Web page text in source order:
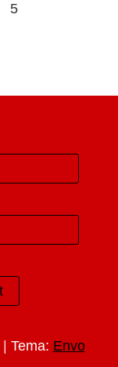
5
| Tema: Envo